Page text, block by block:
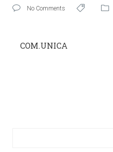
No Comments
COM.UNICA